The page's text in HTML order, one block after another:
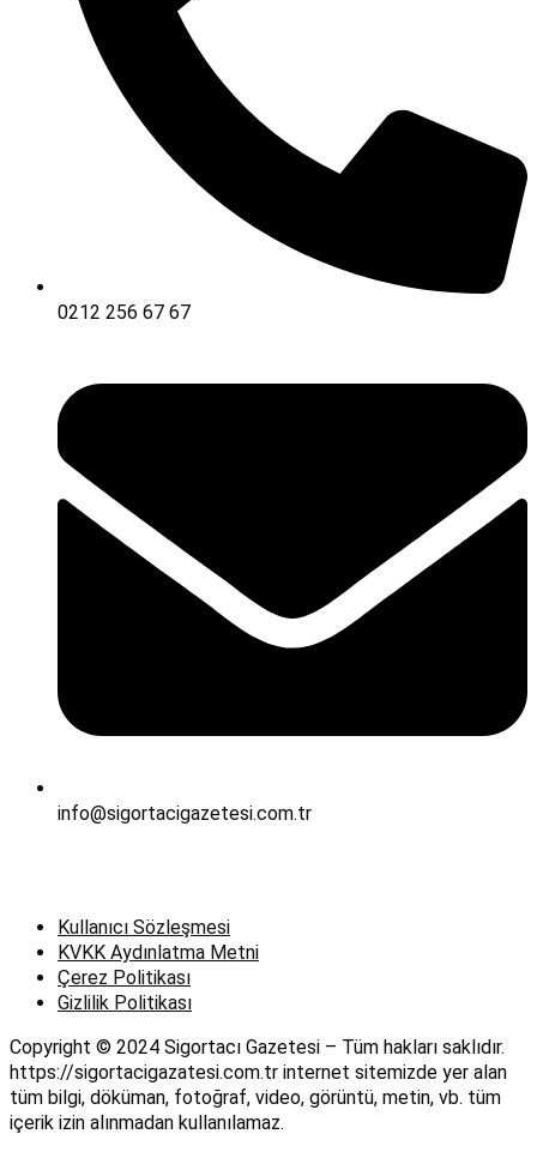
0212 256 67 67
info@sigortacigazetesi.com.tr
Kullanıcı Sözleşmesi
KVKK Aydınlatma Metni
Çerez Politikası
Gizlilik Politikası
Copyright © 2024 Sigortacı Gazetesi – Tüm hakları saklıdır.
https://sigortacigazatesi.com.tr internet sitemizde yer alan
tüm bilgi, döküman, fotoğraf, video, görüntü, metin, vb. tüm
içerik izin alınmadan kullanılamaz.